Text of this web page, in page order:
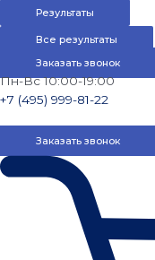
Результаты
Все результаты
Заказать звонок
Пн-Вс 10:00-19:00
+7 (495) 999-81-22
Заказать звонок